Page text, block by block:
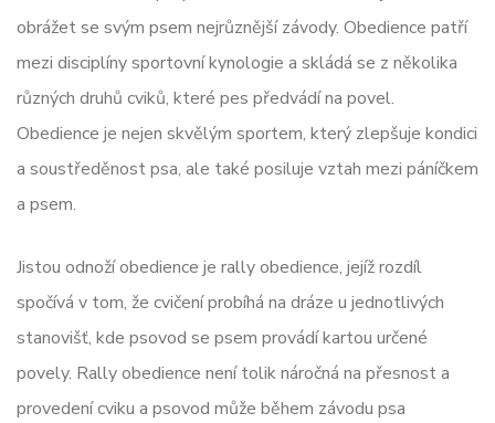
obrážet se svým psem nejrůznější závody. Obedience patří
mezi disciplíny sportovní kynologie a skládá se z několika
různých druhů cviků, které pes předvádí na povel.
Obedience je nejen skvělým sportem, který zlepšuje kondici
a soustředěnost psa, ale také posiluje vztah mezi páníčkem
a psem.
Jistou odnoží obedience je rally obedience, jejíž rozdíl
spočívá v tom, že cvičení probíhá na dráze u jednotlivých
stanovišť, kde psovod se psem provádí kartou určené
povely. Rally obedience není tolik náročná na přesnost a
provedení cviku a psovod může během závodu psa